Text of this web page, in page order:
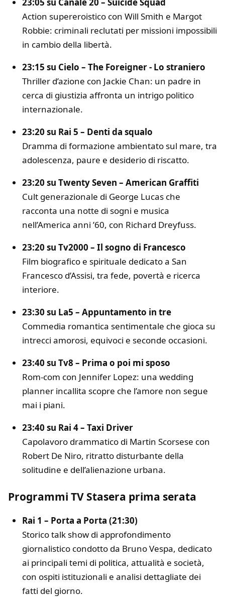
Action supereroistico con Will Smith e Margot
Robbie: criminali reclutati per missioni impossibili
in cambio della libertà.
23:15 su Cielo – The Foreigner - Lo straniero
Thriller d’azione con Jackie Chan: un padre in
cerca di giustizia affronta un intrigo politico
internazionale.
23:20 su Rai 5 – Denti da squalo
Dramma di formazione ambientato sul mare, tra
adolescenza, paure e desiderio di riscatto.
23:20 su Twenty Seven – American Graffiti
Cult generazionale di George Lucas che
racconta una notte di sogni e musica
nell’America anni ’60, con Richard Dreyfuss.
23:20 su Tv2000 – Il sogno di Francesco
Film biografico e spirituale dedicato a San
Francesco d’Assisi, tra fede, povertà e ricerca
interiore.
23:30 su La5 – Appuntamento in tre
Commedia romantica sentimentale che gioca su
intrecci amorosi, equivoci e seconde occasioni.
23:40 su Tv8 – Prima o poi mi sposo
Rom-com con Jennifer Lopez: una wedding
planner incallita scopre che l’amore non segue
mai i piani.
23:40 su Rai 4 – Taxi Driver
Capolavoro drammatico di Martin Scorsese con
Robert De Niro, ritratto disturbante della
solitudine e dell’alienazione urbana.
Programmi TV Stasera prima serata
Rai 1 – Porta a Porta (21:30)
Storico talk show di approfondimento
giornalistico condotto da Bruno Vespa, dedicato
ai principali temi di politica, attualità e società,
con ospiti istituzionali e analisi dettagliate dei
fatti del giorno.